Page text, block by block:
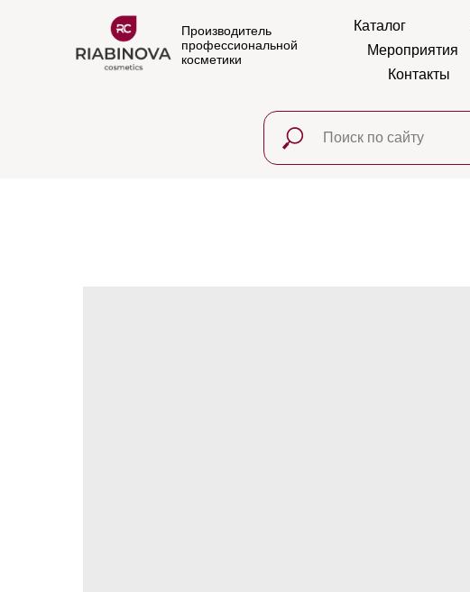
Производитель
профессиональной
косметики
Каталог
Контакты
Мероприятия